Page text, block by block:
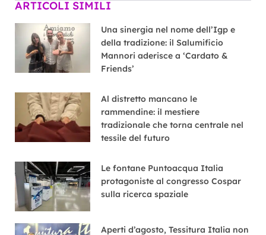
ARTICOLI SIMILI
Una sinergia nel nome dell’Igp e
della tradizione: il Salumificio
Mannori aderisce a ‘Cardato &
Friends’
Al distretto mancano le
rammendine: il mestiere
tradizionale che torna centrale nel
tessile del futuro
Le fontane Puntoacqua Italia
protagoniste al congresso Cospar
sulla ricerca spaziale
Aperti d’agosto, Tessitura Italia non